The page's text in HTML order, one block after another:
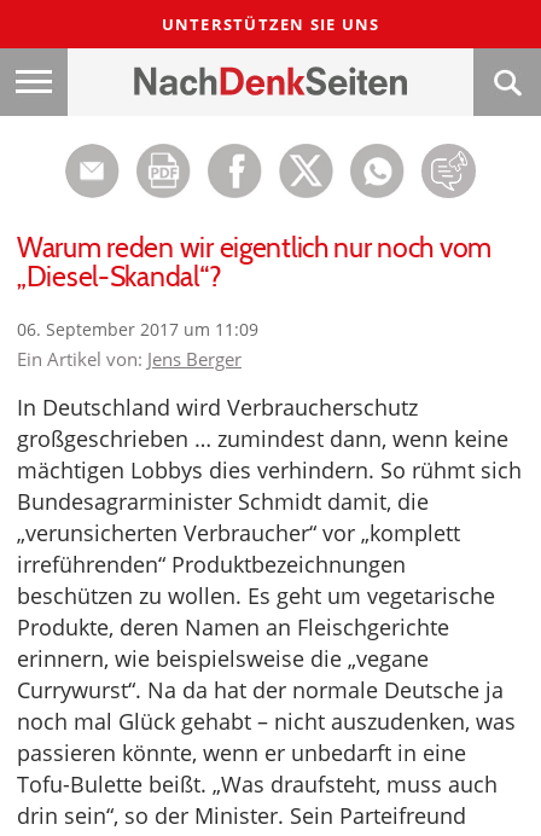
UNTERSTÜTZEN SIE UNS
Warum reden wir eigentlich nur noch vom
„Diesel-Skandal“?
06. September 2017 um 11:09
Ein Artikel von: Jens Berger
In Deutschland wird Verbraucherschutz
großgeschrieben … zumindest dann, wenn keine
mächtigen Lobbys dies verhindern. So rühmt sich
Bundesagrarminister Schmidt damit, die
„verunsicherten Verbraucher“ vor „komplett
irreführenden“ Produktbezeichnungen
beschützen zu wollen. Es geht um vegetarische
Produkte, deren Namen an Fleischgerichte
erinnern, wie beispielsweise die „vegane
Currywurst“. Na da hat der normale Deutsche ja
noch mal Glück gehabt – nicht auszudenken, was
passieren könnte, wenn er unbedarft in eine
Tofu-Bulette beißt. „Was draufsteht, muss auch
drin sein“, so der Minister. Sein Parteifreund